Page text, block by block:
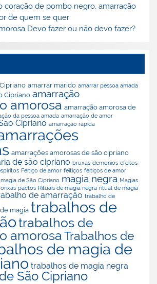
de amarração
sucesso de amarração
de fazer uma amarração
coração de pombo negro, amarração
de quem se quer
Devo fazer ou não devo fazer?
amarrar marido amarrar pessoa amada
Cipriano amarração
amorosa amarração amorosa de
da pessoa amada amarração de amor
Cipriano amarração rápida
amarrações amorosas de são cipriano
de são cipriano bruxas demónios efeitos
Feitiço de amor feitiços feitiços de amor
magia de São Cipriano magia negra Magias
orixás pactos Rituais de magia negra ritual de magia
de amarração trabalho de
magia trabalhos de
trabalhos de
amorosa Trabalhos de
de magia de
trabalhos de magia negra
São Cipriano